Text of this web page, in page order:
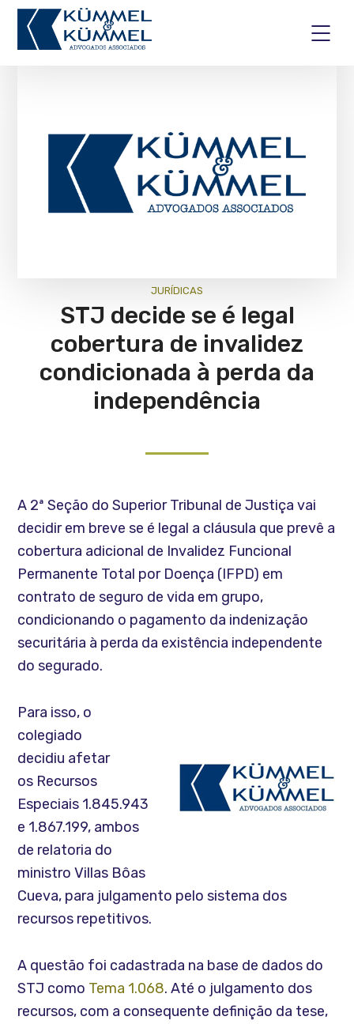
JURÍ­DICAS
STJ decide se é legal
cobertura de invalidez
condicionada à perda da
independência
A 2ª Seção do Superior Tribunal de Justiça vai
decidir em breve se é legal a cláusula que prevê a
cobertura adicional de Invalidez Funcional
Permanente Total por Doença (IFPD) em
contrato de seguro de vida em grupo,
condicionando o pagamento da indenização
securitária à perda da existência independente
do segurado.
Para isso, o
colegiado
decidiu afetar
os Recursos
Especiais 1.845.943
e 1.867.199, ambos
de relatoria do
ministro Villas Bôas
Cueva, para julgamento pelo sistema dos
recursos repetitivos.
A questão foi cadastrada na base de dados do
STJ como Tema 1.068. Até o julgamento dos
recursos, com a consequente definição da tese,